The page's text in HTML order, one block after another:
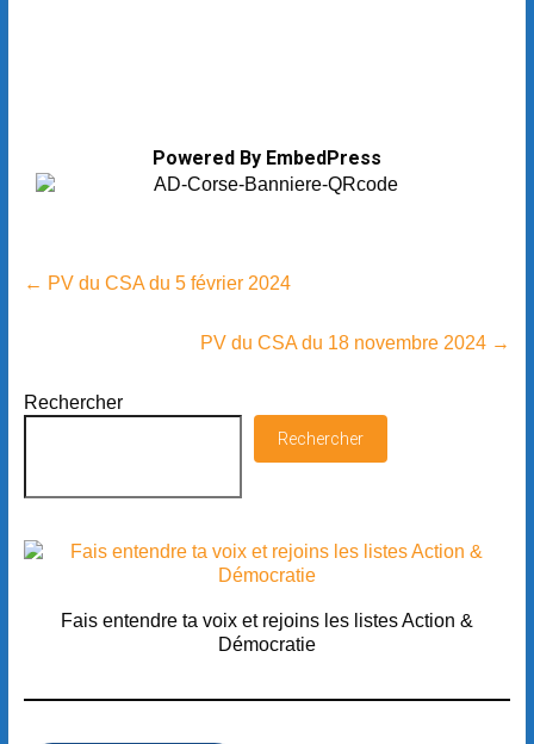
Powered By EmbedPress
← PV du CSA du 5 février 2024
PV du CSA du 18 novembre 2024 →
Rechercher
Rechercher
Fais entendre ta voix et rejoins les listes Action &
Démocratie